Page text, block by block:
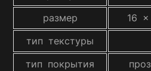
размер
16
тип текстуры
тип покрытия